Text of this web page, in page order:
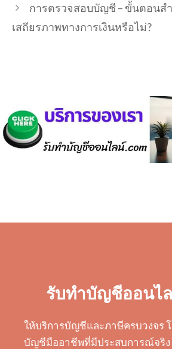
การตรวจสอบบัญชี – ขั้นตอนส
เสถียรภาพทางการเงินหรือไม่?
รับทำบัญชีออนไ
ให้บริการบัญชีและภาษีครบวงจร
บัญชีมืออาชีพที่มีประสบการณ์จริง